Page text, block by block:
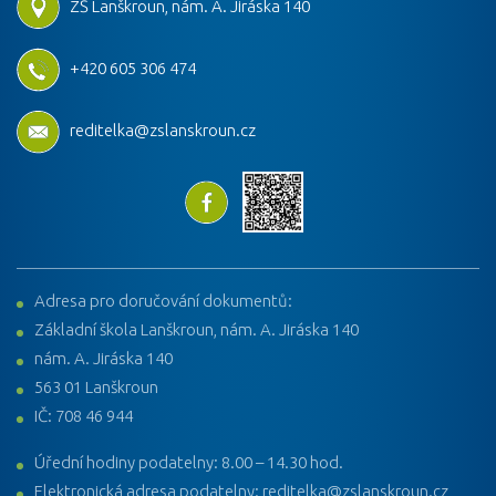
ZŠ Lanškroun, nám. A. Jiráska 140
+420 605 306 474
reditelka@zslanskroun.cz
Adresa pro doručování dokumentů:
Základní škola Lanškroun, nám. A. Jiráska 140
nám. A. Jiráska 140
563 01 Lanškroun
IČ: 708 46 944
Úřední hodiny podatelny: 8.00 – 14.30 hod.
Elektronická adresa podatelny: reditelka@zslanskroun.cz